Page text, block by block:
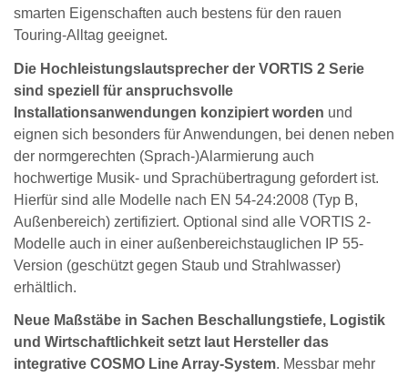
smarten Eigenschaften auch bestens für den rauen
Touring-Alltag geeignet.
Die Hochleistungslautsprecher der VORTIS 2 Serie
sind speziell für anspruchsvolle
Installationsanwendungen konzipiert worden und
eignen sich besonders für Anwendungen, bei denen neben
der normgerechten (Sprach-)Alarmierung auch
hochwertige Musik- und Sprachübertragung gefordert ist.
Hierfür sind alle Modelle nach EN 54-24:2008 (Typ B,
Außenbereich) zertifiziert. Optional sind alle VORTIS 2-
Modelle auch in einer außenbereichstauglichen IP 55-
Version (geschützt gegen Staub und Strahlwasser)
erhältlich.
Neue Maßstäbe in Sachen Beschallungstiefe, Logistik
und Wirtschaftlichkeit setzt laut Hersteller das
integrative COSMO Line Array-System. Messbar mehr